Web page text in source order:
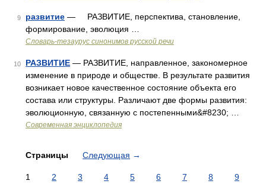
9 развитие — РАЗВИТИЕ, перспектива, становление,
формирование, эволюция …
Словарь-тезаурус синонимов русской речи
10 РАЗВИТИЕ — РАЗВИТИЕ, направленное, закономерное
изменение в природе и обществе. В результате развития
возникает новое качественное состояние объекта его
состава или структуры. Различают две формы развития:
эволюционную, связанную с постепенными&#8230; …
Современная энциклопедия
Страницы Следующая →
1 2 3 4 5 6 7 8
9